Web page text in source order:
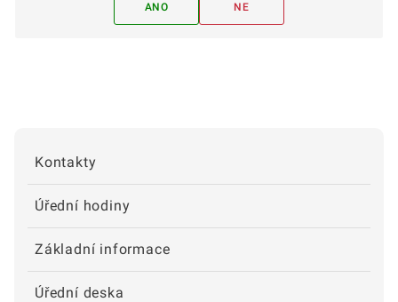
Kontakty
Úřední hodiny
Základní informace
Úřední deska
ANO NE